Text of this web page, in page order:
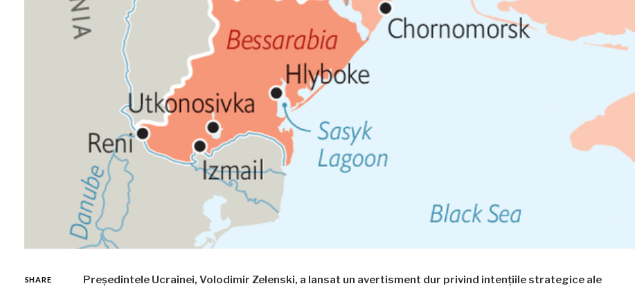
SHARE
Președintele Ucrainei, Volodimir Zelenski, a lansat un avertisment dur privind intențiile strategice ale